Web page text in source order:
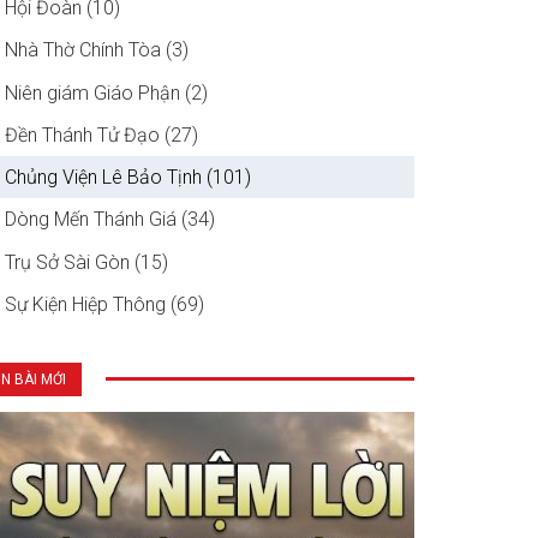
Hội Đoàn (10)
Nhà Thờ Chính Tòa (3)
Niên giám Giáo Phận (2)
Đền Thánh Tử Đạo (27)
Chủng Viện Lê Bảo Tịnh (101)
Dòng Mến Thánh Giá (34)
Trụ Sở Sài Gòn (15)
Sự Kiện Hiệp Thông (69)
BÀI MỚI